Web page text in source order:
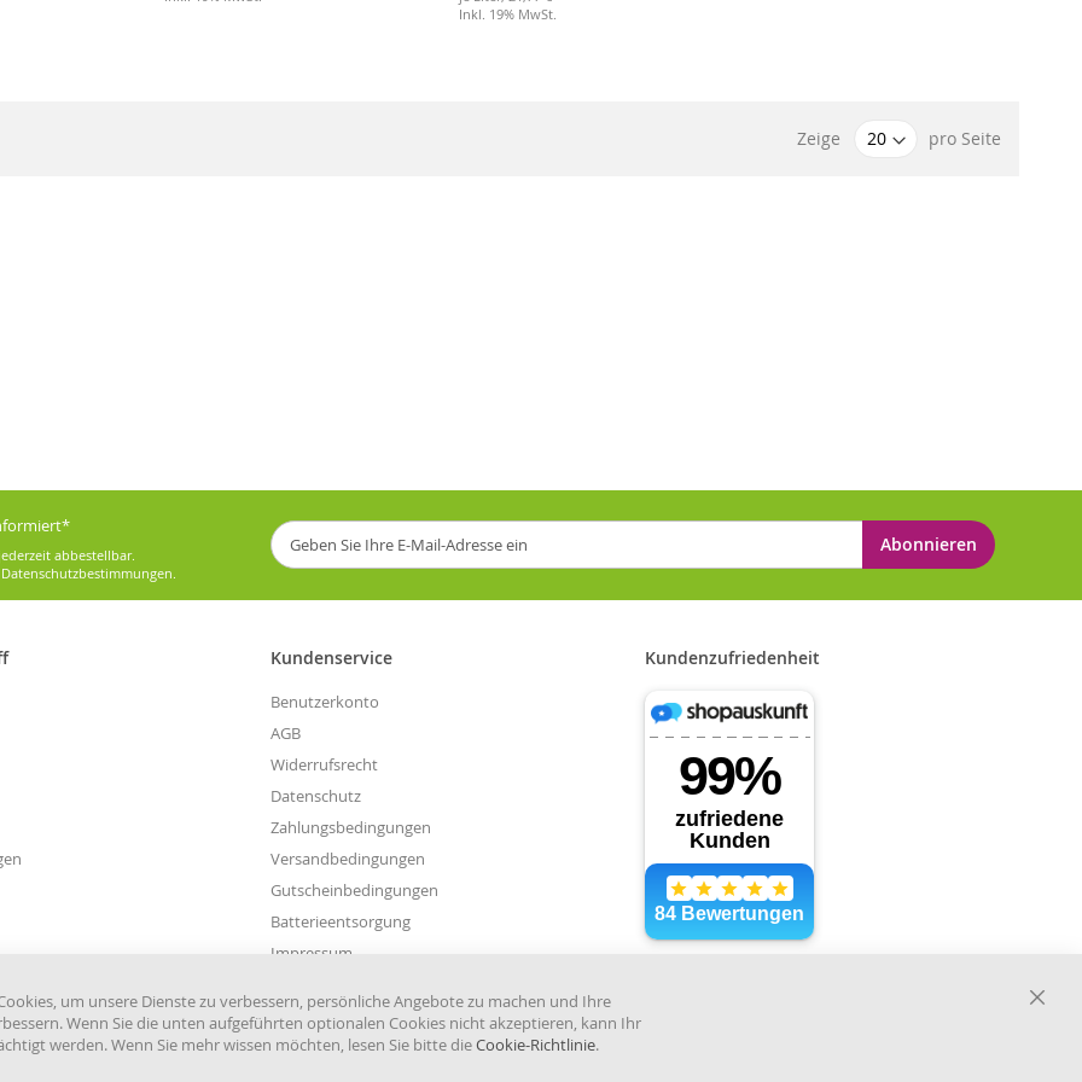
Inkl. 19% MwSt.
Zeige pro Seite
abbestellbar.
Datenschutzbestimmungen.
Melden
Sie
sich
für
an:
Abonnieren
Kundenservice
Benutzerkonto
AGB
Widerrufsrecht
Datenschutz
Zahlungsbedingungen
Versandbedingungen
Gutscheinbedingungen
Batterieentsorgung
Impressum
Widerruf einreichen
Kundenzufriedenheit
um unsere Dienste zu verbessern, persönliche Angebote zu machen und Ihre
Wenn Sie die unten aufgeführten optionalen Cookies nicht akzeptieren, kann Ihr
werden. Wenn Sie mehr wissen möchten, lesen Sie bitte dieCookie-Richtlinie.